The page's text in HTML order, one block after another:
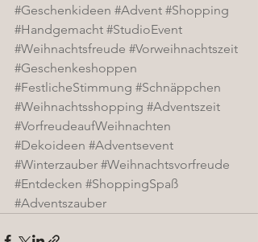
#Geschenkideen #Advent #Shopping
#Handgemacht #StudioEvent
#Weihnachtsfreude #Vorweihnachtszeit
#Geschenkeshoppen
#FestlicheStimmung #Schnäppchen
#Weihnachtsshopping #Adventszeit
#VorfreudeaufWeihnachten
#Dekoideen #Adventsevent
#Winterzauber #Weihnachtsvorfreude
#Entdecken #ShoppingSpaß
#Adventszauber